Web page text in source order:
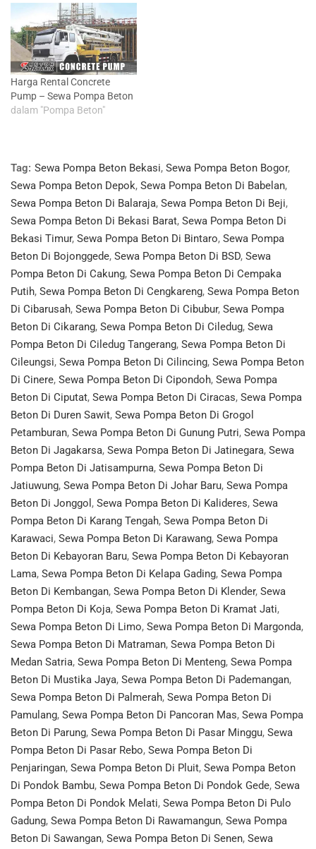
Harga Rental Concrete
Pump – Sewa Pompa Beton
dalam "Pompa Beton"
Tag: Sewa Pompa Beton Bekasi, Sewa Pompa Beton Bogor,
Sewa Pompa Beton Depok, Sewa Pompa Beton Di Babelan,
Sewa Pompa Beton Di Balaraja, Sewa Pompa Beton Di Beji,
Sewa Pompa Beton Di Bekasi Barat, Sewa Pompa Beton Di
Bekasi Timur, Sewa Pompa Beton Di Bintaro, Sewa Pompa
Beton Di Bojonggede, Sewa Pompa Beton Di BSD, Sewa
Pompa Beton Di Cakung, Sewa Pompa Beton Di Cempaka
Putih, Sewa Pompa Beton Di Cengkareng, Sewa Pompa Beton
Di Cibarusah, Sewa Pompa Beton Di Cibubur, Sewa Pompa
Beton Di Cikarang, Sewa Pompa Beton Di Ciledug, Sewa
Pompa Beton Di Ciledug Tangerang, Sewa Pompa Beton Di
Cileungsi, Sewa Pompa Beton Di Cilincing, Sewa Pompa Beton
Di Cinere, Sewa Pompa Beton Di Cipondoh, Sewa Pompa
Beton Di Ciputat, Sewa Pompa Beton Di Ciracas, Sewa Pompa
Beton Di Duren Sawit, Sewa Pompa Beton Di Grogol
Petamburan, Sewa Pompa Beton Di Gunung Putri, Sewa Pompa
Beton Di Jagakarsa, Sewa Pompa Beton Di Jatinegara, Sewa
Pompa Beton Di Jatisampurna, Sewa Pompa Beton Di
Jatiuwung, Sewa Pompa Beton Di Johar Baru, Sewa Pompa
Beton Di Jonggol , Sewa Pompa Beton Di Kalideres, Sewa
Pompa Beton Di Karang Tengah, Sewa Pompa Beton Di
Karawaci, Sewa Pompa Beton Di Karawang, Sewa Pompa
Beton Di Kebayoran Baru, Sewa Pompa Beton Di Kebayoran
Lama, Sewa Pompa Beton Di Kelapa Gading, Sewa Pompa
Beton Di Kembangan, Sewa Pompa Beton Di Klender, Sewa
Pompa Beton Di Koja, Sewa Pompa Beton Di Kramat Jati,
Sewa Pompa Beton Di Limo, Sewa Pompa Beton Di Margonda,
Sewa Pompa Beton Di Matraman, Sewa Pompa Beton Di
Medan Satria, Sewa Pompa Beton Di Menteng, Sewa Pompa
Beton Di Mustika Jaya, Sewa Pompa Beton Di Pademangan,
Sewa Pompa Beton Di Palmerah, Sewa Pompa Beton Di
Pamulang, Sewa Pompa Beton Di Pancoran Mas, Sewa Pompa
Beton Di Parung, Sewa Pompa Beton Di Pasar Minggu, Sewa
Pompa Beton Di Pasar Rebo, Sewa Pompa Beton Di
Penjaringan, Sewa Pompa Beton Di Pluit, Sewa Pompa Beton
Di Pondok Bambu, Sewa Pompa Beton Di Pondok Gede, Sewa
Pompa Beton Di Pondok Melati, Sewa Pompa Beton Di Pulo
Gadung, Sewa Pompa Beton Di Rawamangun, Sewa Pompa
Beton Di Sawangan, Sewa Pompa Beton Di Senen, Sewa